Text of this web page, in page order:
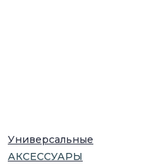
Универсальные
АКСЕССУАРЫ